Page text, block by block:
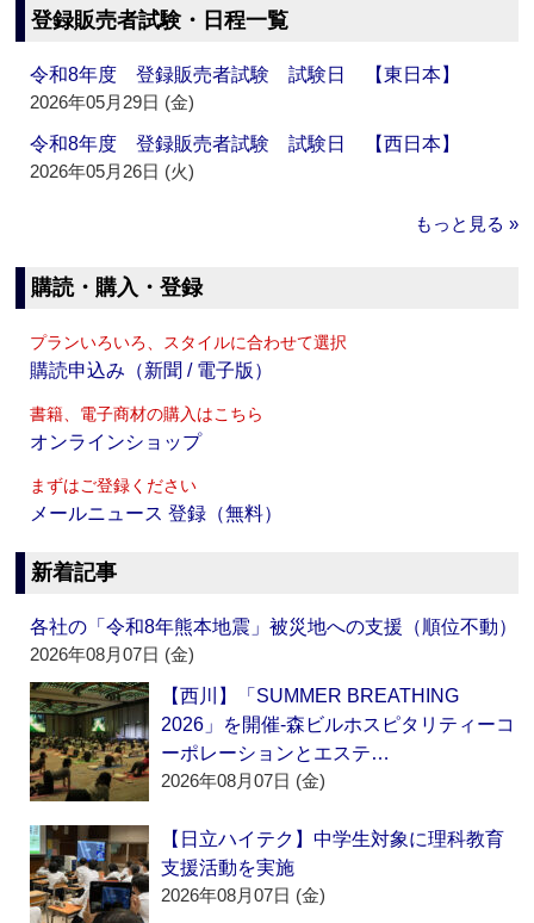
登録販売者試験・日程一覧
令和8年度 登録販売者試験 試験日 【東日本】
2026年05月29日 (金)
令和8年度 登録販売者試験 試験日 【西日本】
2026年05月26日 (火)
もっと見る »
購読・購入・登録
プランいろいろ、スタイルに合わせて選択
購読申込み（新聞 / 電子版）
書籍、電子商材の購入はこちら
オンラインショップ
まずはご登録ください
メールニュース 登録（無料）
新着記事
各社の「令和8年熊本地震」被災地への支援（順位不動）
2026年08月07日 (金)
【西川】「SUMMER BREATHING
2026」を開催‐森ビルホスピタリティーコ
ーポレーションとエステ…
2026年08月07日 (金)
【日立ハイテク】中学生対象に理科教育
支援活動を実施
2026年08月07日 (金)